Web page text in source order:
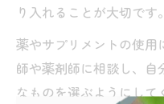
り入れることが大切です。
薬やサプリメントの使用
師や薬剤師に相談し、
なものを選ぶようにし